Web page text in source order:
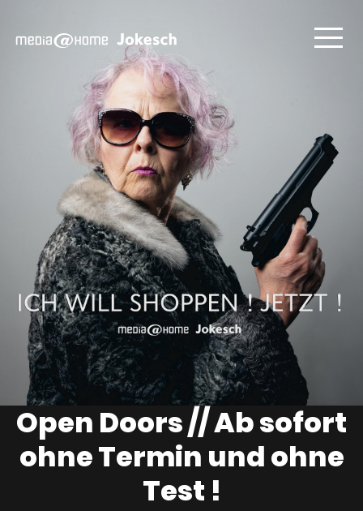
Open Doors // Ab sofort
ohne Termin und ohne
Test !